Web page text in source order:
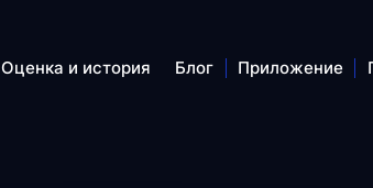
Оценка и история Блог Приложение